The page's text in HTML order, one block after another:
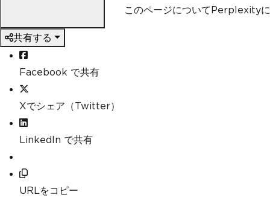
このページについてPerplexity
共有する
Facebook で共有
Xでシェア（Twitter）
LinkedIn で共有
URLをコピー